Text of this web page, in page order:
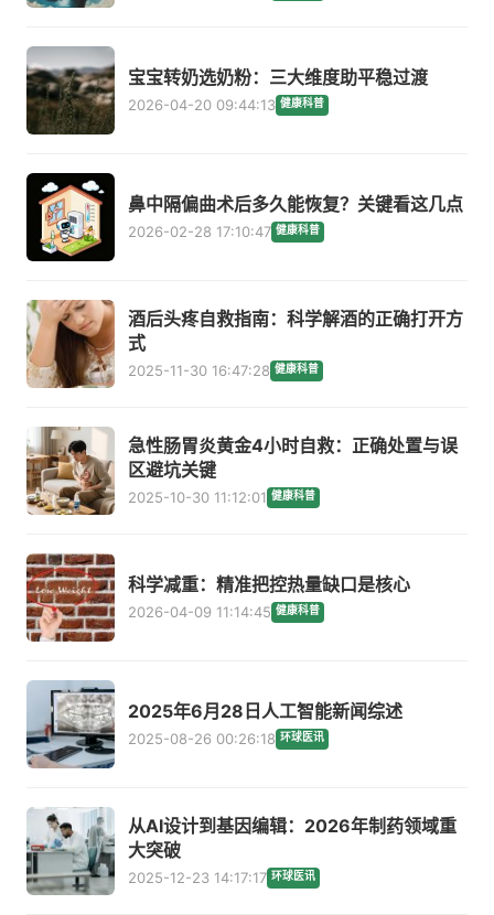
宝宝转奶选奶粉：三大维度助平稳过渡
2026-04-20 09:44:13 健康科普
鼻中隔偏曲术后多久能恢复？关键看这几点
2026-02-28 17:10:47 健康科普
酒后头疼自救指南：科学解酒的正确打开方
式
2025-11-30 16:47:28 健康科普
急性肠胃炎黄金4小时自救：正确处置与误
区避坑关键
2025-10-30 11:12:01 健康科普
科学减重：精准把控热量缺口是核心
2026-04-09 11:14:45 健康科普
2025年6月28日人工智能新闻综述
2025-08-26 00:26:18 环球医讯
从AI设计到基因编辑：2026年制药领域重
大突破
2025-12-23 14:17:17 环球医讯